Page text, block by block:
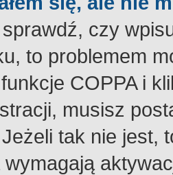
czy
to problemem
COPPA i
musisz
tak nie jest,
wymagają